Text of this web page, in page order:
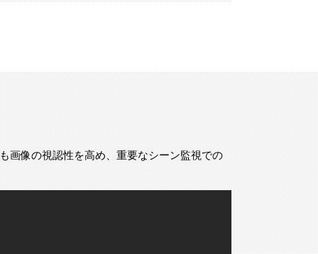
画像の視認性を高め、重要なシーン監視での